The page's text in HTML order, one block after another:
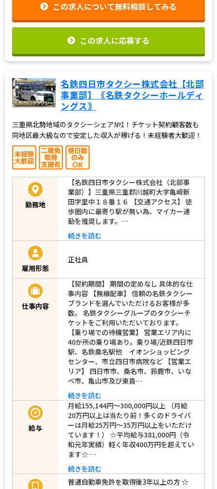
この求人について無料相談してみる
この求人に応募する
名鉄四日市タクシー株式会社【北部
事業部】｟名鉄タクシーホールディ
ングス｠
三重県北勢地域のタクシーシェア№1！チケット契約顧客数も
同地区最大級なので安定した収入が稼げる！未経験者大歓迎！
勤務地
【名鉄四日市タクシー株式会社（北部事
業部）】三重県三重郡川越町大字亀崎新
田字里中１８番１６ 【交通アクセス】 徒
歩圏内に最寄り駅が無い為、マイカー通
勤を推奨します。…
続きを読む
雇用形態
正社員
仕事内容
【契約期間】 期間の定めなし 具体的な仕
事内容 【無線配車】 信頼の名鉄タクシー
ブランドを選んでいただけるお客様が多
数。 名鉄タクシーグループのタクシーチ
ケットをご利用いただいております。
【乗り場での待機営業】 営業エリア内に
40か所の乗り場あり。乗り場/近鉄四日市
駅、名鉄桑名駅他 イオンショッピング
センター、市立四日市病院など 【営業エ
リア】 四日市市、桑名市、鈴鹿市、いな
べ市、亀山市及び東員…
続きを読む
給与
月給155,144円～300,000円以上 （月給
20万円以上は当たり前！多くのドライバ
ーは月給25万円～35万円以上をいただけ
ています！） ☆平均給与381,000円（令
和元年実績）軽く年収400万円を超えてい
ます☆ …
続きを読む
普通自動車免許を取得後3年以上の方☆